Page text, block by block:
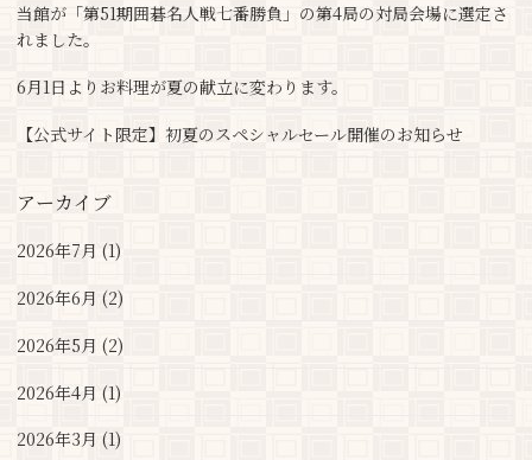
当館が「第51期囲碁名人戦七番勝負」の第4局の対局会場に選定さ
れました。
6月1日よりお料理が夏の献立に変わります。
【公式サイト限定】初夏のスペシャルセール開催のお知らせ
アーカイブ
2026年7月 (1)
2026年6月 (2)
2026年5月 (2)
2026年4月 (1)
2026年3月 (1)